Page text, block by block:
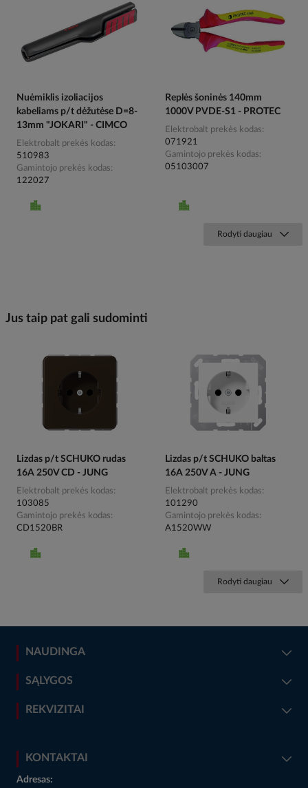
Nuėmiklis izoliacijos
kabeliams p/t dėžutėse D=8-
13mm "JOKARI" - CIMCO
Elektrobalt prekės kodas
510983
Gamintojo prekės kodas
122027
Replės šoninės 140mm
1000V PVDE-S1 - PROTEC
Elektrobalt prekės kodas
071921
Gamintojo prekės kodas
05103007
Rodyti daugiau
Jus taip pat gali sudominti
Lizdas p/t SCHUKO rudas
16A 250V CD - JUNG
Elektrobalt prekės kodas
103085
Gamintojo prekės kodas
CD1520BR
Lizdas p/t SCHUKO baltas
16A 250V A - JUNG
Elektrobalt prekės kodas
101290
Gamintojo prekės kodas
A1520WW
Rodyti daugiau
NAUDINGA
SĄLYGOS
REKVIZITAI
KONTAKTAI
Adresas: